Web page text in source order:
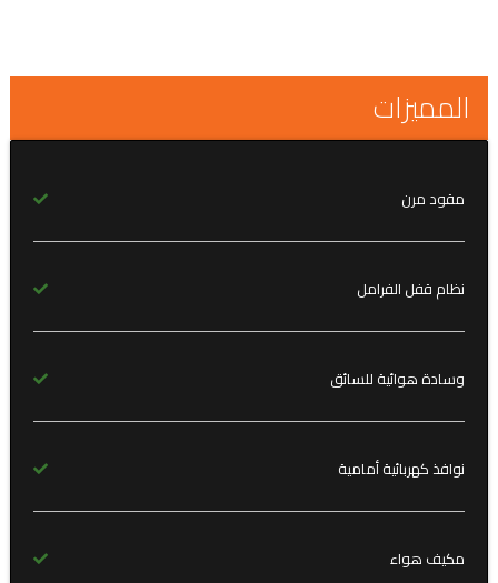
المميزات
مقود مرن
نظام قفل الفرامل
وسادة هوائية للسائق
نوافذ كهربائية أمامية
مكيف هواء